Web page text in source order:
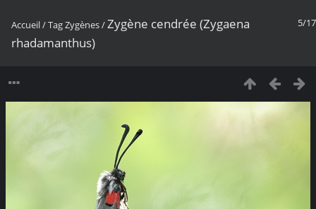
5/17
Accueil/TagZygènes/Zygène cendrée (Zygaena
rhadamanthus)